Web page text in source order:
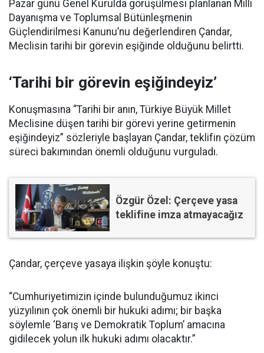
Pazar günü Genel Kurulda görüşülmesi planlanan Milli
Dayanışma ve Toplumsal Bütünleşmenin
Güçlendirilmesi Kanunu’nu değerlendiren Çandar,
Meclisin tarihi bir görevin eşiğinde olduğunu belirtti.
‘Tarihi bir görevin eşiğindeyiz’
Konuşmasına “Tarihi bir anın, Türkiye Büyük Millet
Meclisine düşen tarihi bir görevi yerine getirmenin
eşiğindeyiz” sözleriyle başlayan Çandar, teklifin çözüm
süreci bakımından önemli olduğunu vurguladı.
Özgür Özel: Çerçeve yasa
teklifine imza atmayacağız
Çandar, çerçeve yasaya ilişkin şöyle konuştu:
“Cumhuriyetimizin içinde bulunduğumuz ikinci
yüzyılının çok önemli bir hukuki adımı; bir başka
söylemle ‘Barış ve Demokratik Toplum’ amacına
gidilecek yolun ilk hukuki adımı olacaktır.”